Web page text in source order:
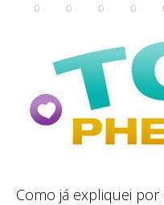
0 0 0 0
Como já expliquei